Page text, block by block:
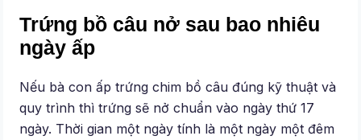
Trứng bồ câu nở sau bao nhiêu
ngày ấp
Nếu bà con ấp trứng chim bồ câu đúng kỹ thuật và
quy trình thì trứng sẽ nở chuẩn vào ngày thứ 17
ngày. Thời gian một ngày tính là một ngày một đêm